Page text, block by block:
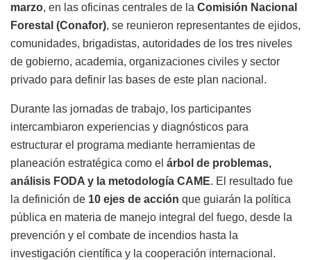
marzo, en las oficinas centrales de la Comisión Nacional
Forestal (Conafor), se reunieron representantes de ejidos,
comunidades, brigadistas, autoridades de los tres niveles
de gobierno, academia, organizaciones civiles y sector
privado para definir las bases de este plan nacional.
Durante las jornadas de trabajo, los participantes
intercambiaron experiencias y diagnósticos para
estructurar el programa mediante herramientas de
planeación estratégica como el árbol de problemas,
análisis FODA y la metodología CAME. El resultado fue
la definición de 10 ejes de acción que guiarán la política
pública en materia de manejo integral del fuego, desde la
prevención y el combate de incendios hasta la
investigación científica y la cooperación internacional.